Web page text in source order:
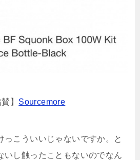
賛】 Sourcemore
っこういいじゃないですか。と
いし触ったこともないのでなん